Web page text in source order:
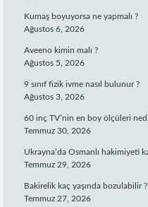
Kumaş boyuyorsa ne yapmalı ?
Ağustos 6, 2026
Aveeno kimin malı ?
Ağustos 5, 2026
9 sınıf fizik ivme nasıl bulunur ?
Ağustos 3, 2026
60 inç TV’nin en boy ölçüleri
Temmuz 30, 2026
Ukrayna’da Osmanlı hakimiyeti
Temmuz 29, 2026
Bakirelik kaç yaşında bozulabilir ?
Temmuz 27, 2026